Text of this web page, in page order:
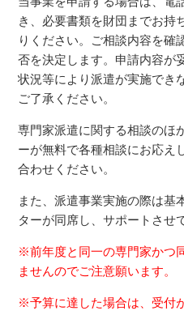
き、必要書類を財団までお持
りください。ご相談内容を確
否を決定します。申請内容が
状況等により派遣が実施でき
ご了承ください。
専門家派遣に関する相談のほ
ーが無料で各種相談にお応え
合わせください。
また、派遣事業実施の際は基
ターが同席し、サポートさせ
※前年度と同一の専門家かつ
ませんのでご注意願います。
※予算に達した場合は、受付